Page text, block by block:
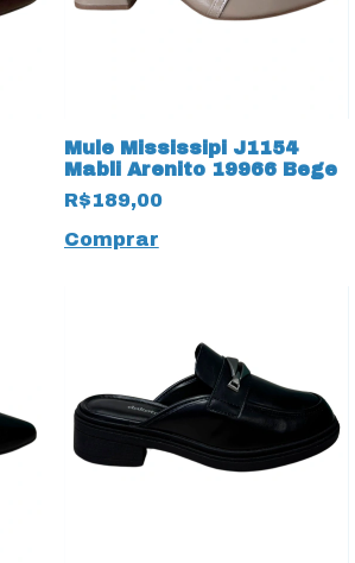
Mule Mississipi J1154
Mabli Arenito 19966 Bege
R$189,00
Comprar